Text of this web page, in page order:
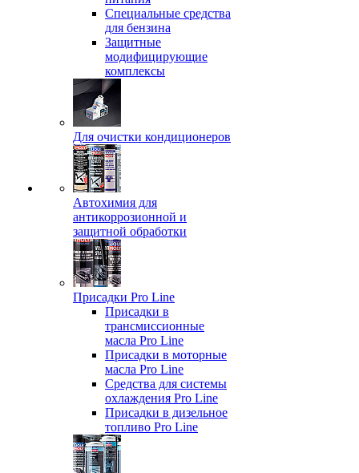
Специальные срeдства
для бензина
Защитные
модифицирующие
комплексы
Для очистки кондиционеров
Автохимия для
антикоррозионной и
защитной обработки
Присадки Pro Line
Присадки в
трансмиссионные
масла Pro Line
Присадки в моторные
масла Pro Line
Средства для системы
охлаждения Pro Line
Присадки в дизельное
топливо Pro Line